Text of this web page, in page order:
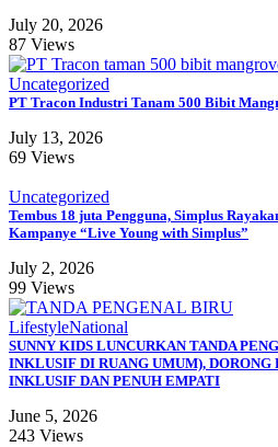
July 20, 2026
87 Views
Uncategorized
PT Tracon Industri Tanam 500 Bibit
July 13, 2026
69 Views
Uncategorized
Tembus 18 juta Pengguna, Simplus
Kampanye “Live Young with Simplus”
July 2, 2026
99 Views
LifestyleNational
SUNNY KIDS LUNCURKAN TANDA
INKLUSIF DI RUANG UMUM),
INKLUSIF DAN PENUH EMPATI
June 5, 2026
243 Views